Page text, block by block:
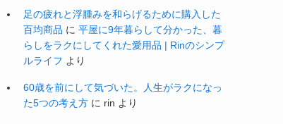
足の疲れと浮腫みを和らげるために購入した
百均商品 に 平屋に9年暮らして分かった、暮
らしをラクにしてくれた愛用品 | Rinのシンプ
ルライフ より
60歳を前にして気づいた。人生がラクになっ
た5つの考え方 に rin より